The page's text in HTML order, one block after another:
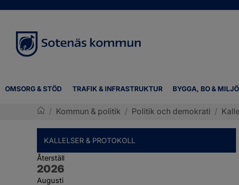
OMSORG & STÖD TRAFIK & INFRASTRUKTUR BYGGA, BO & MILJÖ
/ Kommun & politik / Politik och demokrati /
KALLELSER & PROTOKOLL
Återställ
År:
2026
Augusti